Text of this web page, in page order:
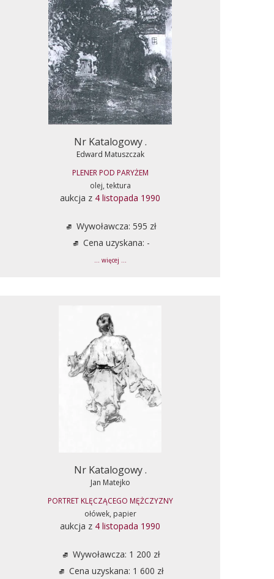
Nr Katalogowy .
Edward Matuszczak
PLENER POD PARYŻEM
olej, tektura
aukcja z 4 listopada 1990
Wywoławcza: 595 zł
Cena uzyskana: -
... więcej ...
Nr Katalogowy .
Jan Matejko
PORTRET KLĘCZĄCEGO MĘŻCZYZNY
ołówek, papier
aukcja z 4 listopada 1990
Wywoławcza: 1 200 zł
Cena uzyskana: 1 600 zł